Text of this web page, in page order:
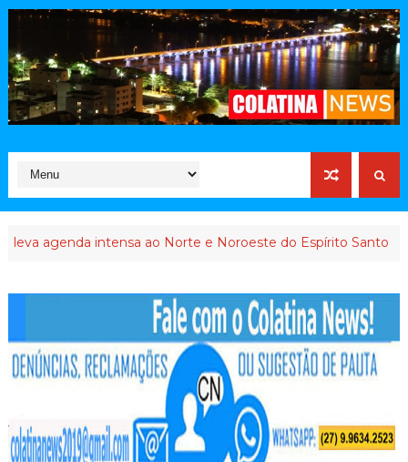
intensa ao Norte e Noroeste do Espírito Santo